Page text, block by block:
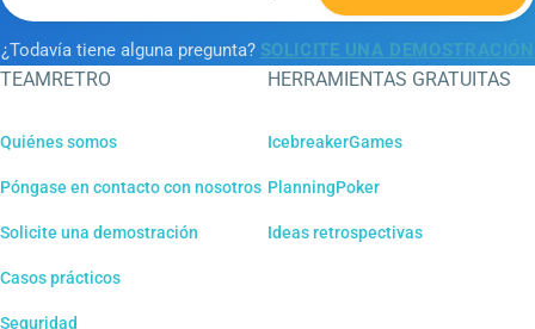
¿Todavía tiene alguna pregunta? SOLICITE UNA DEMOSTRACIÓN
TEAMRETRO
Quiénes somos
Póngase en contacto con nosotros
Solicite una demostración
Casos prácticos
Seguridad
HERRAMIENTAS GRATUITAS
IcebreakerGames
PlanningPoker
Ideas retrospectivas